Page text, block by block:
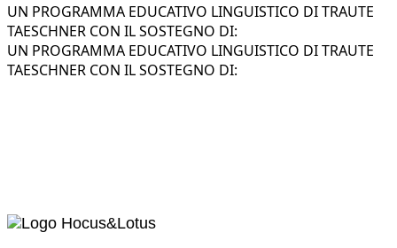
UN PROGRAMMA EDUCATIVO LINGUISTICO DI TRAUTE
TAESCHNER CON IL SOSTEGNO DI:
UN PROGRAMMA EDUCATIVO LINGUISTICO DI TRAUTE
TAESCHNER CON IL SOSTEGNO DI: